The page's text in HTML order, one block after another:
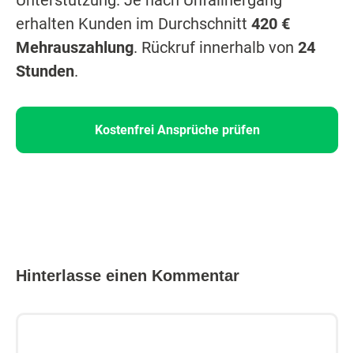
erhalten Kunden im Durchschnitt 420 €
Mehrauszahlung. Rückruf innerhalb von 24
Stunden.
Kostenfrei Ansprüche prüfen
Hinterlasse einen Kommentar